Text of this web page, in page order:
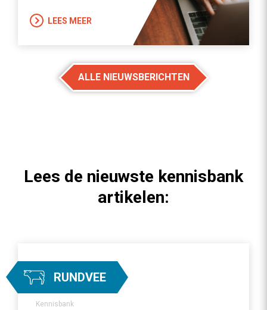
LEES MEER
ALLE NIEUWSBERICHTEN
Lees de nieuwste kennisbank
artikelen:
RUNDVEE
Kennisbank